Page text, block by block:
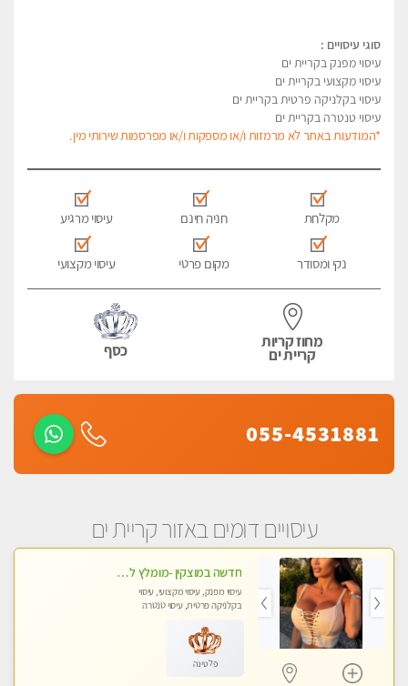
סוגי עיסויים :
עיסוי מפנק בקריית ים
עיסוי מקצועי בקריית ים
עיסוי בקלניקה פרטית בקריית ים
עיסוי טנטרה בקריית ים
*המודעות באתר לא מרמזות ו/או מספקות ו/או מפרסמות שירותי מין.
מקלחת חניה חינם עיסוי מרגיע
נקי ומסודר מקום פרטי עיסוי מקצועי
מחוז קריות
קריית ים כסף
055-4531881
עיסויים דומים באזור קריית ים
חדשה במוצקין -מומלץ לחלוטין! כל סוגי העיסויים מעסה מקצועית ואיכותית פרטי!!!
עיסוי מפנק, עיסוי מקצועי, עיסוי
בקלניקה פרטית, עיסוי טנטרה
פלטינה